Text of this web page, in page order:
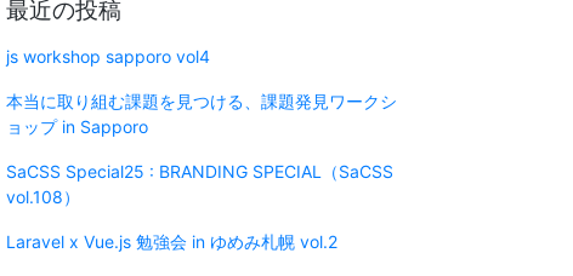
最近の投稿
js workshop sapporo vol4
本当に取り組む課題を見つける、課題発見ワークシ
ョップ in Sapporo
SaCSS Special25 : BRANDING SPECIAL（SaCSS
vol.108）
Laravel x Vue.js 勉強会 in ゆめみ札幌 vol.2